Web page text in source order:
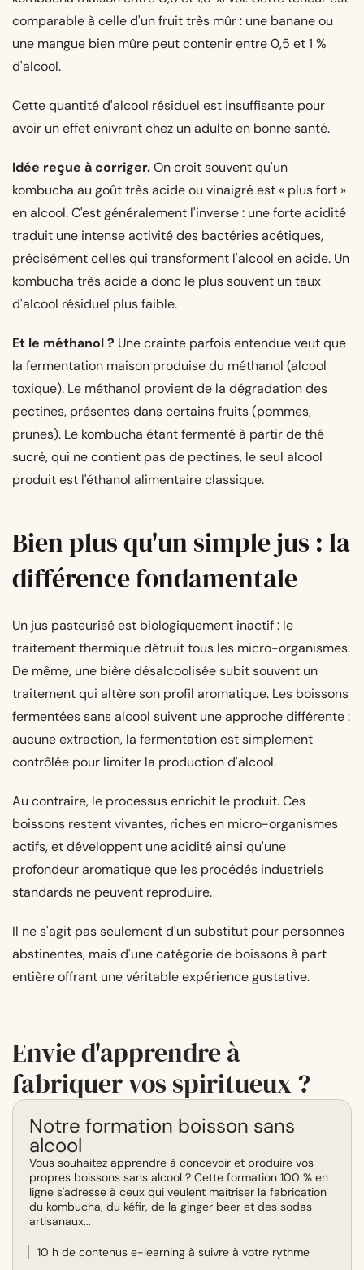
comparable à celle d'un fruit très mûr : une banane ou
une mangue bien mûre peut contenir entre 0,5 et 1 %
d'alcool.
Cette quantité d'alcool résiduel est insuffisante pour
avoir un effet enivrant chez un adulte en bonne santé.
Idée reçue à corriger.On croit souvent qu'un
kombucha au goût très acide ou vinaigré est « plus fort »
en alcool. C'est généralement l'inverse : une forte acidité
traduit une intense activité des bactéries acétiques,
précisément celles qui transforment l'alcool en acide. Un
kombucha très acide a donc le plus souvent un taux
d'alcool résiduel plus faible.
Et le méthanol ? Une crainte parfois entendue veut que
la fermentation maison produise du méthanol (alcool
toxique). Le méthanol provient de la dégradation des
pectines, présentes dans certains fruits (pommes,
prunes). Le kombucha étant fermenté à partir de thé
sucré, qui ne contient pas de pectines, le seul alcool
produit est l'éthanol alimentaire classique.
Bien plus qu'un simple jus : la
différence fondamentale
Un jus pasteurisé est biologiquement inactif : le
traitement thermique détruit tous les micro-organismes.
De même, une bière désalcoolisée subit souvent un
traitement qui altère son profil aromatique. Les boissons
fermentées sans alcool suivent une approche différente :
aucune extraction, la fermentation est simplement
contrôlée pour limiter la production d'alcool.
Au contraire, le processus enrichit le produit. Ces
boissons restent vivantes, riches en micro-organismes
actifs, et développent une acidité ainsi qu'une
profondeur aromatique que les procédés industriels
standards ne peuvent reproduire.
Il ne s'agit pas seulement d'un substitut pour personnes
abstinentes, mais d'une catégorie de boissons à part
entière offrant une véritable expérience gustative.
Envie d'apprendre à
fabriquer vos spiritueux ?
Notre formation boisson sans
alcool
Vous souhaitez apprendre à concevoir et produire vos
propres boissons sans alcool ? Cette formation 100 % en
ligne s'adresse à ceux qui veulent maîtriser la fabrication
du kombucha, du kéfir, de la ginger beer et des sodas
artisanaux...
10 h de contenus e-learning à suivre à votre rythme